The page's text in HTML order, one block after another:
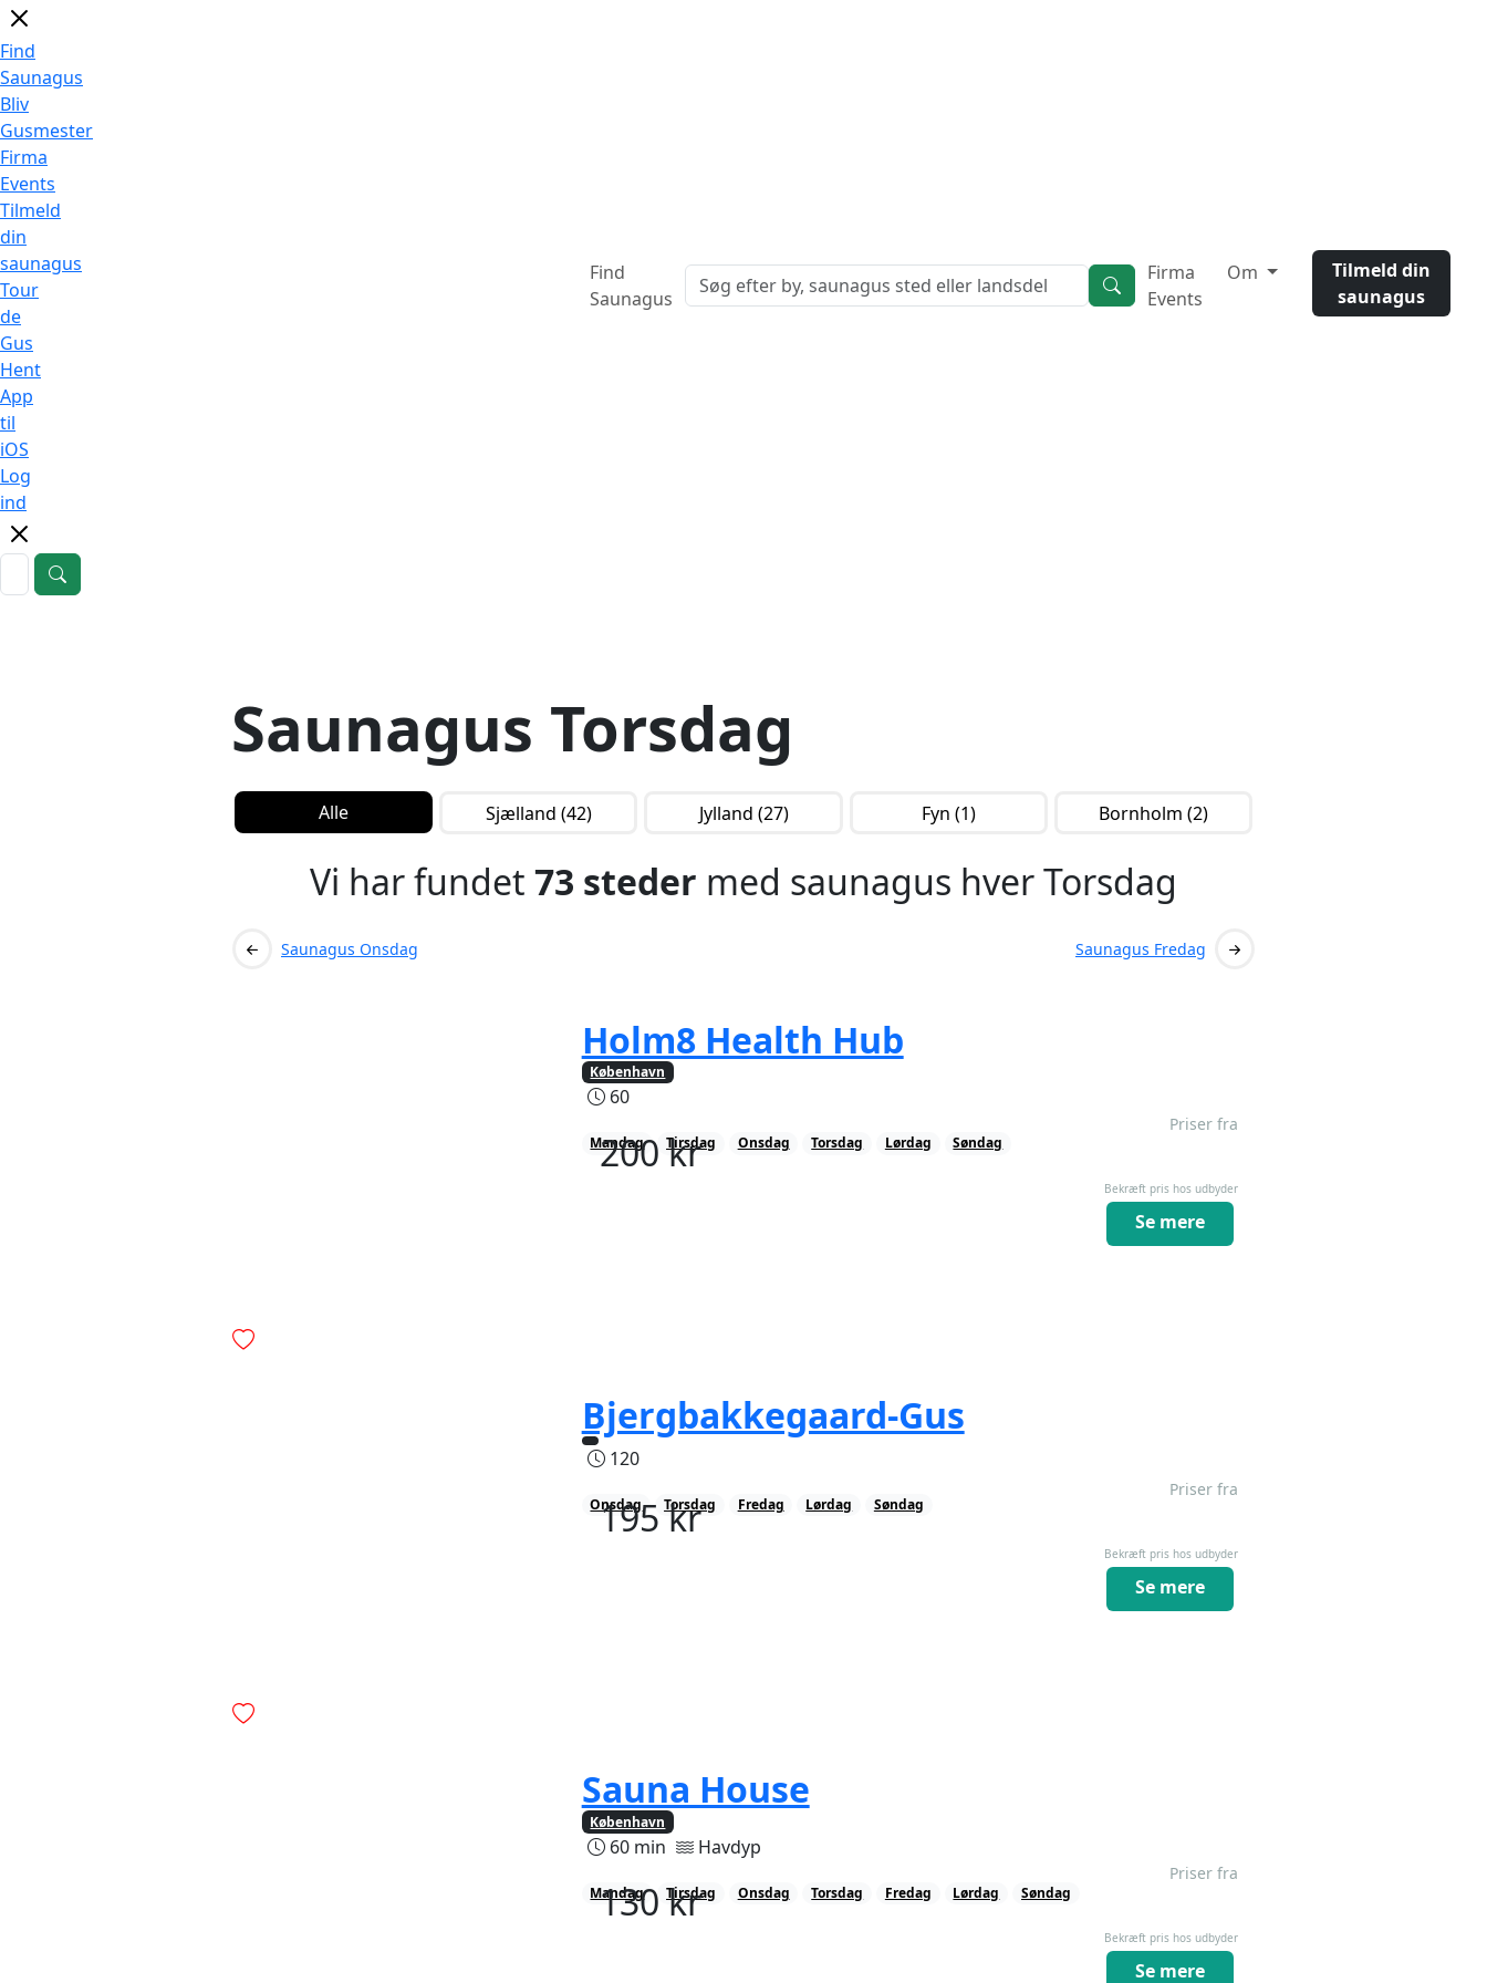
Find
Saunagus
Firma
Events
Om
Tilmeld din
saunagus
Find
Saunagus
Bliv
Gusmester
Firma
Events
Tilmeld
din
saunagus
Tour
de
Gus
Hent
App
til
iOS
Log
ind
Saunagus Torsdag
Alle Sjælland (42) Jylland (27) Fyn (1) Bornholm (2)
Vi har fundet 73 steder med saunagus hver Torsdag
Saunagus Onsdag Saunagus Fredag
Holm8 Health Hub
København
60
Mandag Tirsdag Onsdag Torsdag Lørdag Søndag
Priser fra
200kr
Bekræft pris hos udbyder
Se mere
Bjergbakkegaard-Gus
120
Onsdag Torsdag Fredag Lørdag Søndag
Priser fra
195kr
Bekræft pris hos udbyder
Se mere
Sauna House
København
60 min Havdyp
Mandag Tirsdag Onsdag Torsdag Fredag Lørdag Søndag
Priser fra
130kr
Bekræft pris hos udbyder
Se mere